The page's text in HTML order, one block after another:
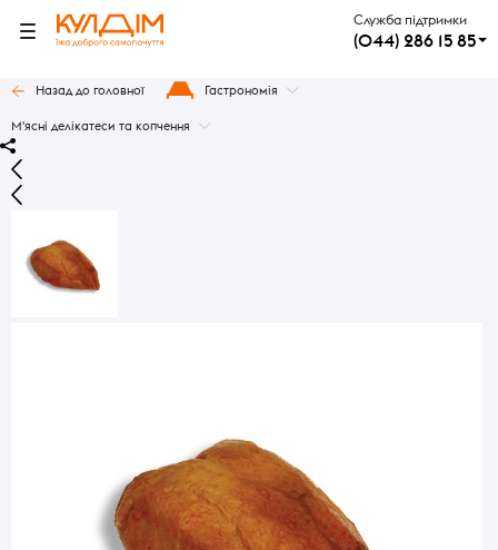
Служба підтримки
(044) 286 15 85
Назад до головної Гастрономія
М'ясні делікатеси та копчення